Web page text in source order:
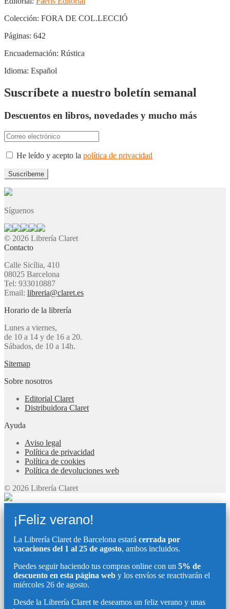
Colección: FORA DE COL.LECCIÓ
Páginas: 642
Encuadernación: Rústica
Idioma: Español
Suscríbete a nuestro boletín semanal
Descuentos en libros, novedades y mucho más
He leído y acepto la política de privacidad
Síguenos
© 2026 Librería Claret
Contacto
Calle Sicília, 410
08025 Barcelona
Tel: 933010887
Email: libreria@claret.es
Horario de la librería
Lunes a viernes,
de 10 a 14 y de 16 a 20.
Sábados, de 10 a 14h.
Sitemap
Sobre nosotros
Editorial Claret
Distribuidora Claret
Ayuda
Aviso legal
Política de privacidad
Política de cookies
Política de devoluciones web
© 2026 Librería Claret
¡Feliz verano!
La Librería Claret de Barcelona estará cerrada por
vacaciones del 1 al 25 de agosto, ambos incluidos.
Puedes seguir haciendo tus compras online con un 5% de
descuento en esta página web y los envíos se reactivarán el
miércoles 26 de agosto.
Desde la Librería Claret te deseamos un feliz verano y unas